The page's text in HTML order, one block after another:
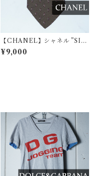
【CHANEL】シャネル ”SIL
K100％”レジメンタル・小紋
柄ネクタイ brown & red
¥9,000